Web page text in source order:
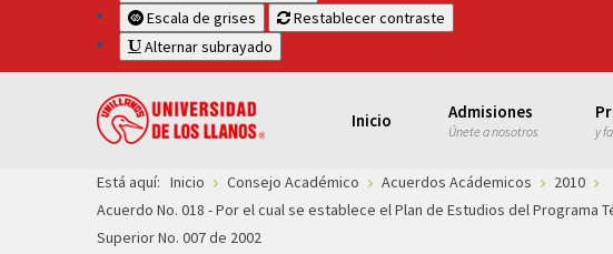
Escala de grises
Restablecer contraste
Alternar subrayado
Inicio Admisiones
Únete a nosotros y
Está aquí: Inicio Consejo Académico Acuerdos Acádemicos
2010
Acuerdo No. 018 - Por el cual se establece el Plan de Estudios del
Superior No. 007 de 2002